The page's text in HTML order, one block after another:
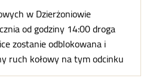
w Dzierżoniowie
od godziny 14:00 droga
zostanie odblokowana i
ruch kołowy na tym odcinku